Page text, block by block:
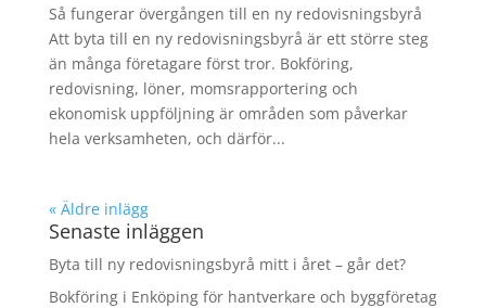
Så fungerar övergången till en ny redovisningsbyrå
Att byta till en ny redovisningsbyrå är ett större steg
än många företagare först tror. Bokföring,
redovisning, löner, momsrapportering och
ekonomisk uppföljning är områden som påverkar
hela verksamheten, och därför...
« Äldre inlägg
Senaste inläggen
Byta till ny redovisningsbyrå mitt i året – går det?
Bokföring i Enköping för hantverkare och byggföretag